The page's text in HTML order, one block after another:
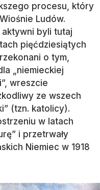
procesu, który
Ludów.
byli tutaj
pięćdziesiątych
o tym,
„niemieckiej
wreszcie
ze wszech
(tzn. katolicy).
w latach
i przetrwały
Niemiec w 1918